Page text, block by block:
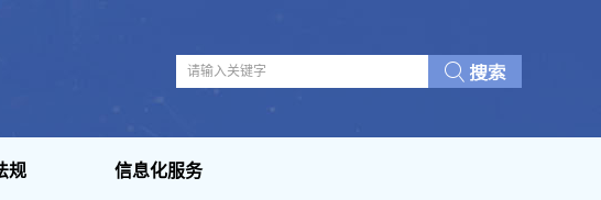
规 信息化服务